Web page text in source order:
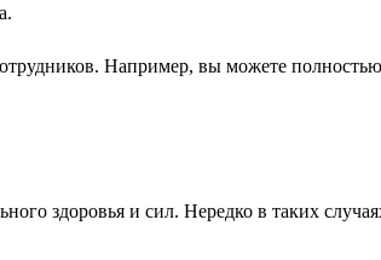
Например, вы можете
здоровья и сил. Нередко в таких